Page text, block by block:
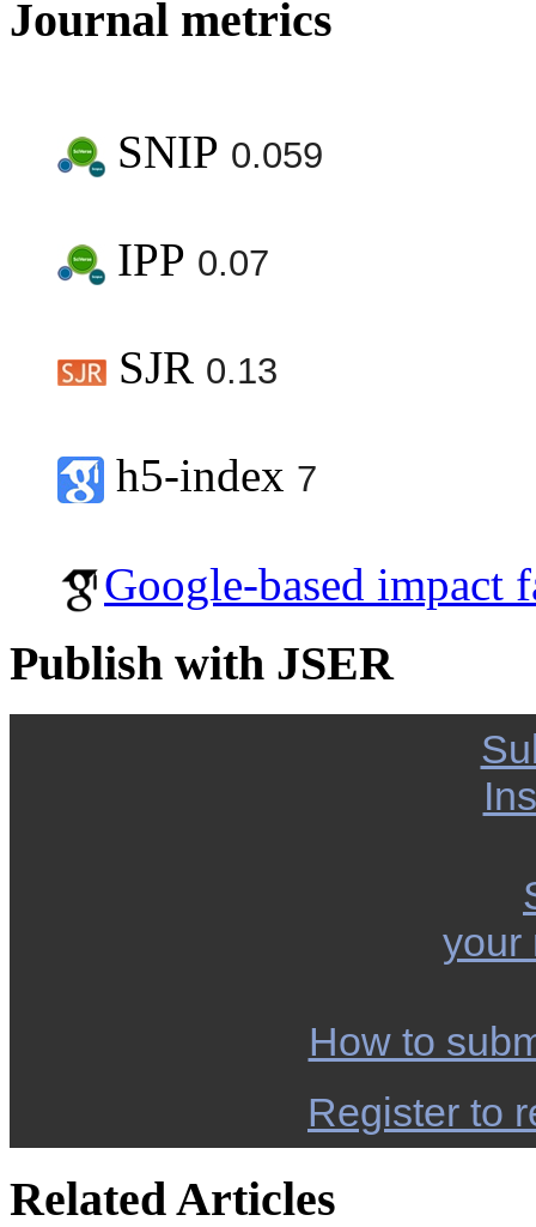
Journal metrics
SNIP 0.059
IPP 0.07
SJR 0.13
h5-index 7
Google-based impact
Publish with JSER
your
How to
Register to
Related Articles